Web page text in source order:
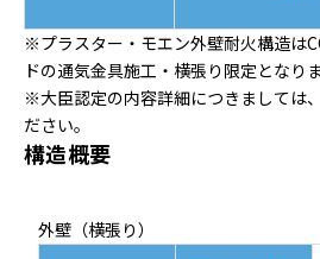
※‌プラスター・モエン外壁耐火構造は
ドの通気金具施工・横張り限定となりま
※大臣認定の内容詳細につきましては、
ださい。
構造概要
外壁（横張り）